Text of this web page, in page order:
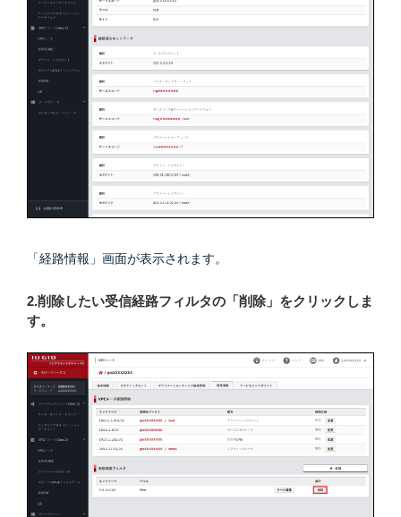
「経路情報」画面が表示されます。
2.削除したい受信経路フィルタの「削除」をクリックしま
す。